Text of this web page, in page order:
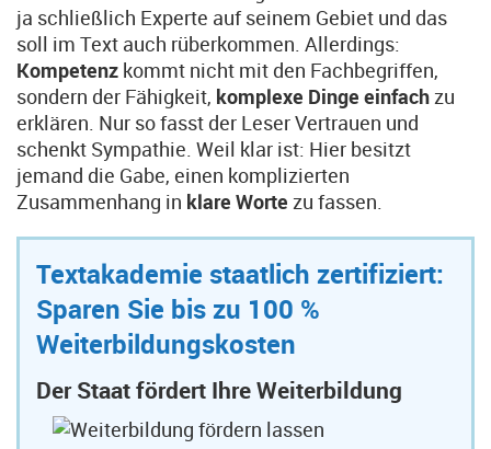
ja schließlich Experte auf seinem Gebiet und das
soll im Text auch rüberkommen. Allerdings:
Kompetenz kommt nicht mit den Fachbegriffen,
sondern der Fähigkeit, komplexe Dinge einfachzu
erklären. Nur so fasst der Leser Vertrauen und
schenkt Sympathie. Weil klar ist: Hier besitzt
jemand die Gabe, einen komplizierten
Zusammenhang in klare Worte zu fassen.
Textakademie staatlich zertifiziert:
Sparen Sie bis zu 100 %
Weiterbildungskosten
Der Staat fördert Ihre Weiterbildung